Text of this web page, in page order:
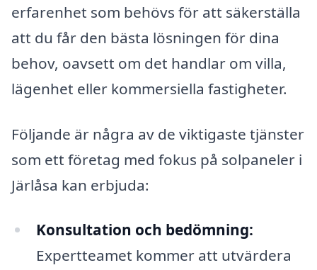
erfarenhet som behövs för att säkerställa
att du får den bästa lösningen för dina
behov, oavsett om det handlar om villa,
lägenhet eller kommersiella fastigheter.
Följande är några av de viktigaste tjänster
som ett företag med fokus på solpaneler i
Järlåsa kan erbjuda:
Konsultation och bedömning:
Expertteamet kommer att utvärdera